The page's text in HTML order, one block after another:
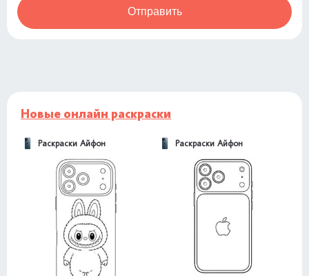
Отправить
Новые онлайн раскраски
Раскраски Айфон Раскраски Айфон